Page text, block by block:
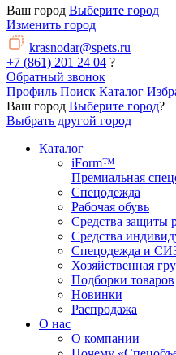
Ваш город Выберите город
Изменить город
krasnodar@spets.ru
+7 (861) 201 24 04 ?
Обратный звонок
Профиль Поиск Каталог
Ваш город Выберите город?
Выбрать другой город
Каталог
iForm™
Премиальная
Спецодежда
Рабочая обувь
Средства защиты
Средства
Спецодежда и
Хозяйственная
Подборки товаров
Новинки
Распродажа
О нас
О компании